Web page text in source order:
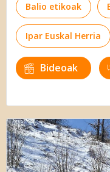
Balio etikoak
Ipar Euskal Herria
Bideoak